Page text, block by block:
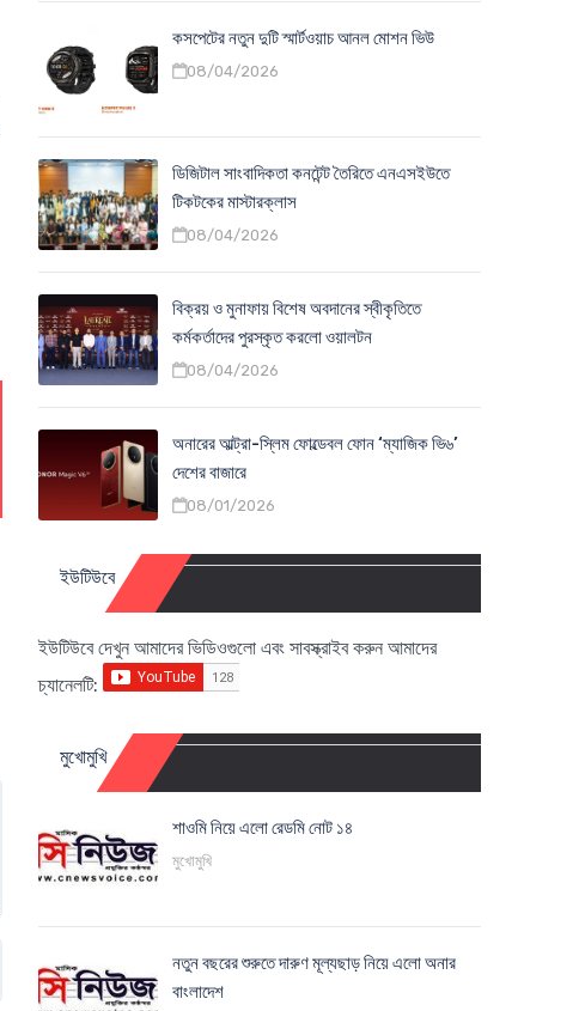
কসপেটের নতুন দুটি স্মার্টওয়াচ আনল মোশন ভিউ
08/04/2026
ডিজিটাল সাংবাদিকতা কনটেন্ট তৈরিতে এনএসইউতে
টিকটকের মাস্টারক্লাস
08/04/2026
বিক্রয় ও মুনাফায় বিশেষ অবদানের স্বীকৃতিতে
কর্মকর্তাদের পুরস্কৃত করলো ওয়ালটন
08/04/2026
অনারের আল্ট্রা-স্লিম ফোল্ডেবল ফোন ‘ম্যাজিক ভি৬’
দেশের বাজারে
08/01/2026
ইউটিউবে
ইউটিউবে দেখুন আমাদের ভিডিওগুলো এবং সাবস্ক্রাইব করুন আমাদের
চ্যানেলটি:
মুখোমুখি
শাওমি নিয়ে এলো রেডমি নোট ১৪
মুখোমুখি
নতুন বছরের শুরুতে দারুণ মূল্যছাড় নিয়ে এলো অনার
বাংলাদেশ